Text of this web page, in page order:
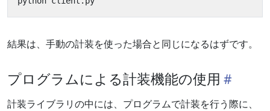
結果は、手動の計装を使った場合と同じになるはずです。
プログラムによる計装機能の使用
計装ライブラリの中には、プログラムで計装を行う際に、